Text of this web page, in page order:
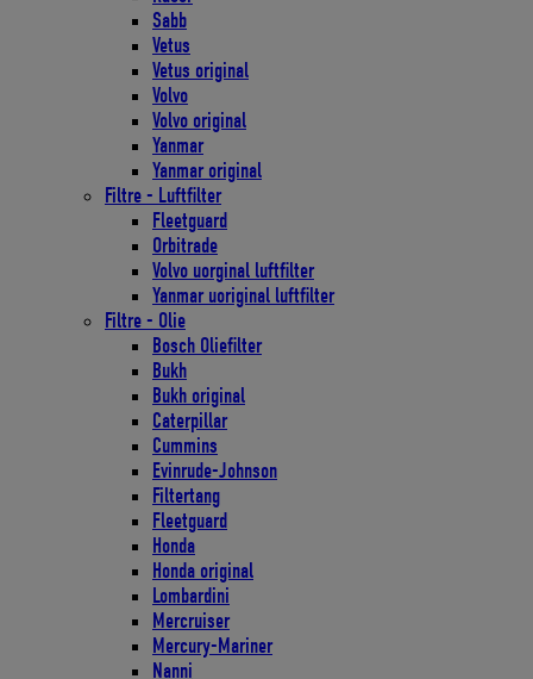
Sabb
Vetus
Vetus original
Volvo
Volvo original
Yanmar
Yanmar original
Filtre - Luftfilter
Fleetguard
Orbitrade
Volvo uorginal luftfilter
Yanmar uoriginal luftfilter
Filtre - Olie
Bosch Oliefilter
Bukh
Bukh original
Caterpillar
Cummins
Evinrude-Johnson
Filtertang
Fleetguard
Honda
Honda original
Lombardini
Mercruiser
Mercury-Mariner
Nanni